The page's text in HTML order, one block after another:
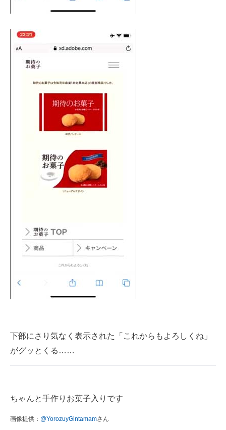
下部にさり気なく表示された「これからもよろしくね」
がグッとくる……
ちゃんと手作りお菓子入りです
画像提供： @YorozuyGintamamさん